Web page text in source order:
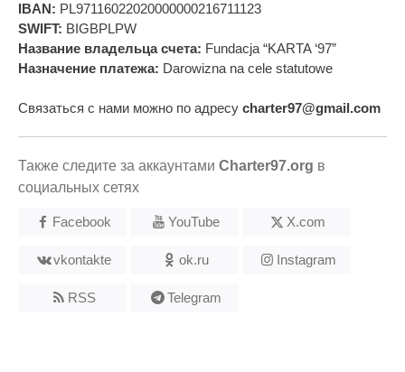
IBAN: PL97116022020000000216711123
SWIFT: BIGBPLPW
Название владельца счета: Fundacja “KARTA ‘97”
Назначение платежа: Darowizna na cele statutowe
Связаться с нами можно по адресу charter97@gmail.com
Также следите за аккаунтами Charter97.org в
социальных сетях
Facebook YouTube X.com
vkontakte ok.ru Instagram
RSS Telegram